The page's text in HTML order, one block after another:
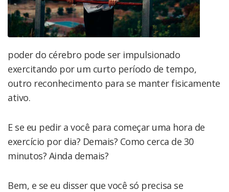
poder do cérebro pode ser impulsionado
exercitando por um curto período de tempo,
outro reconhecimento para se manter fisicamente
ativo.
E se eu pedir a você para começar uma hora de
exercício por dia? Demais? Como cerca de 30
minutos? Ainda demais?
Bem, e se eu disser que você só precisa se